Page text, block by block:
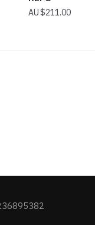
$211.00